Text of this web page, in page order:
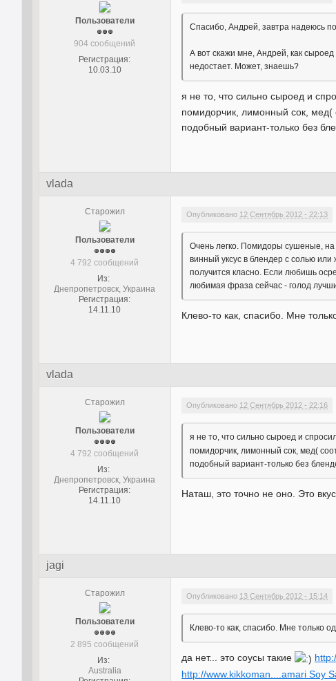
Пользователи
904 сообщений
Регистрация:
10.03.10
Спасибо, Андрей, завтра надеюсь
А вот скажи мне, Андрей, как сыроед
недостает. Может, знаешь?
я не то, что сильно сыроед и
помидорчик, лимонный сок, мед(
подобный вариант-только без
vlada
Старожил
Пользователи
4 792 сообщений
Из:
Днепропетровск, Украина
Регистрация:
14.11.10
Опубликовано 12 Сентябрь 2012 - 22:13
Очень легко. Помидоры сушеные,
винный уксус в блендер с солью
получится класно. Если любишь
любимая фраза сейчас - голод
Клево-то как, спасибо. Мне
vlada
Старожил
Пользователи
4 792 сообщений
Из:
Днепропетровск, Украина
Регистрация:
14.11.10
Опубликовано 12 Сентябрь 2012 - 22:16
я не то, что сильно сыроед и
помидорчик, лимонный сок, мед(
подобный вариант-только без
Наташ, это точно не оно. Это
jagi
Старожил
Пользователи
2 895 сообщений
Из:
Australia
Опубликовано 13 Сентябрь 2012 - 15:14
Клево-то как, спасибо. Мне только
да нет... это соусы такие
http://www.kikkoman....amari Soy